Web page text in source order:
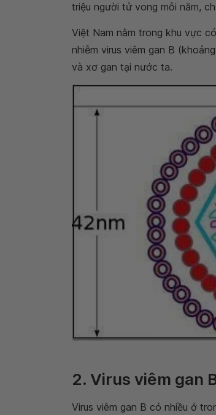
triệu người tử vong mỗi năm,
Việt Nam nằm trong khu vực
nhiễm virus viêm gan B
và xơ gan tại nước ta.
2. Virus viêm gan
Virus viêm gan B có nhiều ở